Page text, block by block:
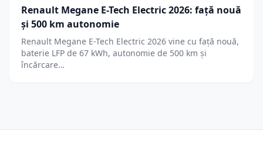
Renault Megane E-Tech Electric 2026: față nouă
și 500 km autonomie
Renault Megane E-Tech Electric 2026 vine cu față nouă,
baterie LFP de 67 kWh, autonomie de 500 km și
încărcare…